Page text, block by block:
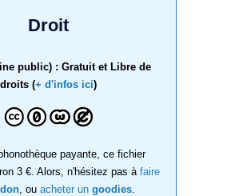
Droit
public) : Gratuit et Libre de
droits (+ d'infos ici)
payante, ce fichier
3 €. Alors, n'hésitez pas à faire
, ou acheter un goodies